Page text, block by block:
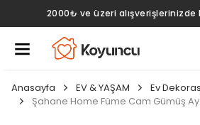
2000₺ ve üzeri alışverişlerinizde
Anasayfa EV & YAŞAM Ev
Şahane Home Füme Cam Gümüş